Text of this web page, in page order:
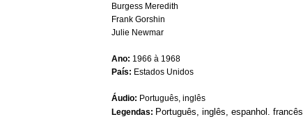
Burgess Meredith
Frank Gorshin
Julie Newmar
Ano: 1966 à 1968
País: Estados Unidos
Áudio: Português, inglês
Legendas: Português, inglês, espanhol. francês